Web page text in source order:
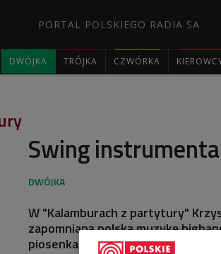
PORTAL POLSKIEGO RADIA SA
DWÓJKA TRÓJKA CZWÓRKA
Swing
W "Kalamburach z partytury"
zapomnianą polską muzykę
piosenkach i utworach